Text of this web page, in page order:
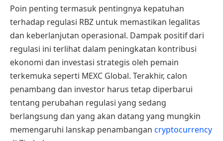
Poin penting termasuk pentingnya kepatuhan
terhadap regulasi RBZ untuk memastikan legalitas
dan keberlanjutan operasional. Dampak positif dari
regulasi ini terlihat dalam peningkatan kontribusi
ekonomi dan investasi strategis oleh pemain
terkemuka seperti MEXC Global. Terakhir, calon
penambang dan investor harus tetap diperbarui
tentang perubahan regulasi yang sedang
berlangsung dan yang akan datang yang mungkin
memengaruhi lanskap penambangan cryptocurrency